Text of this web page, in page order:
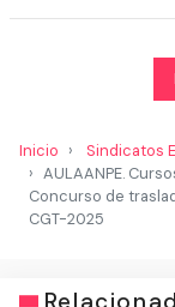
Inicio
Sindicatos
AULAANPE.
Concurso de
CGT-2025